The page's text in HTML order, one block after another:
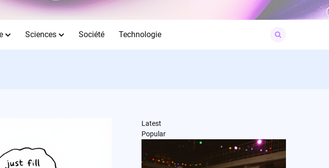
Sciences Société Technologie
for:
Latest
Popular